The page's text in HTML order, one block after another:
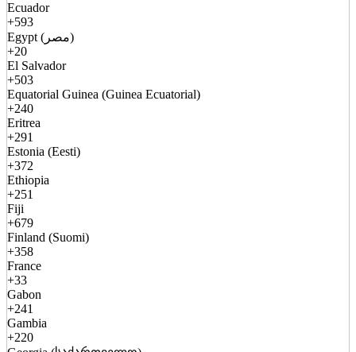
Ecuador
+593
Egypt (مصر)
+20
El Salvador
+503
Equatorial Guinea (Guinea Ecuatorial)
+240
Eritrea
+291
Estonia (Eesti)
+372
Ethiopia
+251
Fiji
+679
Finland (Suomi)
+358
France
+33
Gabon
+241
Gambia
+220